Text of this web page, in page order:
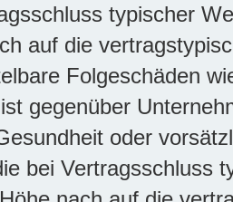
typischer
auf die
Folgeschäden
gegenüber
oder
bei Vertragsschluss